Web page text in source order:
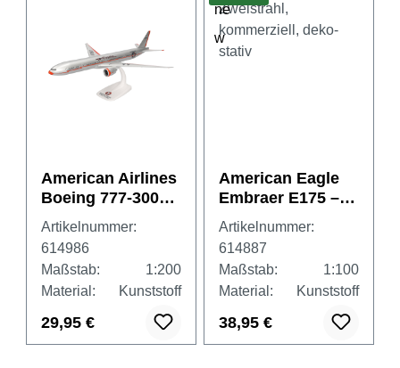
American Airlines
Boeing 777-300ER
- Flagship
Heritage Livery -
N735AT
Artikelnummer:
614986
Maßstab:
1:200
Material:
Kunststoff
29,95 €
American Eagle
Embraer E175 –
N515SY
Artikelnummer:
614887
Maßstab:
1:100
Material:
Kunststoff
38,95 €